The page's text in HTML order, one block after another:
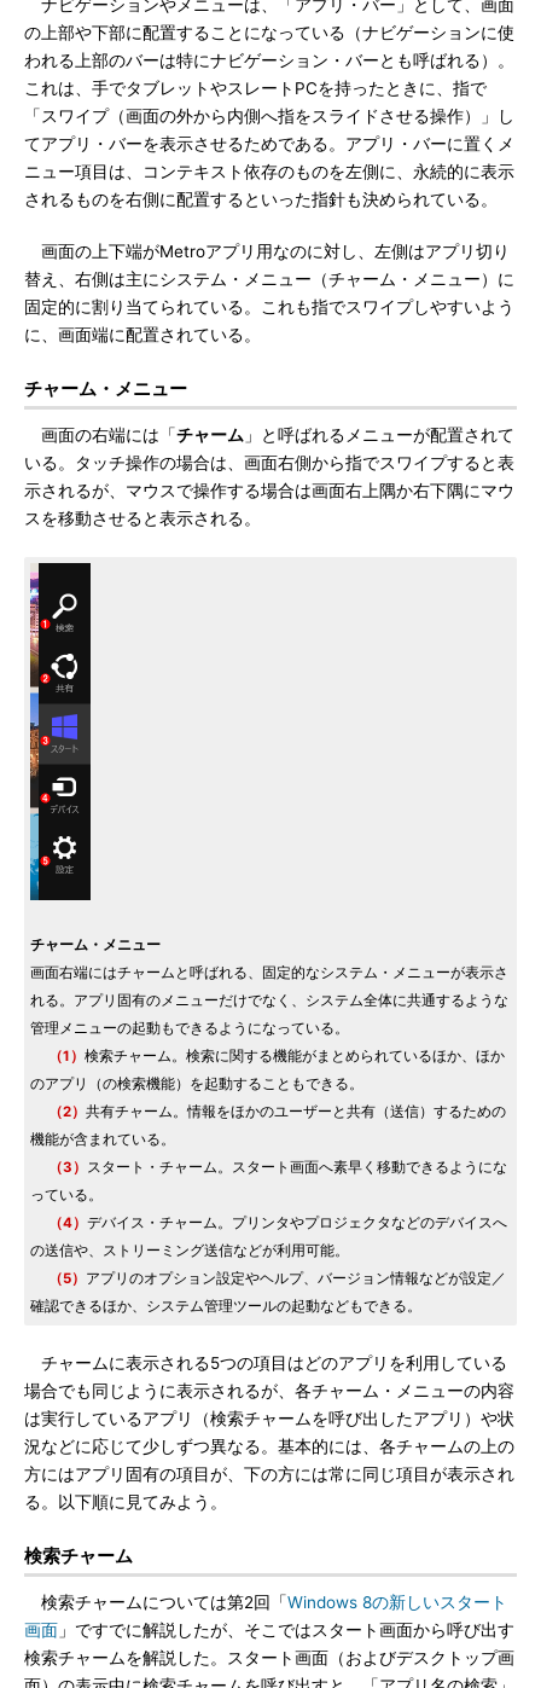
ナビゲーションやメニューは、「アプリ・バー」として、画面
の上部や下部に配置することになっている（ナビゲーションに使
われる上部のバーは特にナビゲーション・バーとも呼ばれる）。
これは、手でタブレットやスレートPCを持ったときに、指で
「スワイプ（画面の外から内側へ指をスライドさせる操作）」し
てアプリ・バーを表示させるためである。アプリ・バーに置くメ
ニュー項目は、コンテキスト依存のものを左側に、永続的に表示
されるものを右側に配置するといった指針も決められている。
画面の上下端がMetroアプリ用なのに対し、左側はアプリ切り
替え、右側は主にシステム・メニュー（チャーム・メニュー）に
固定的に割り当てられている。これも指でスワイプしやすいよう
に、画面端に配置されている。
チャーム・メニュー
画面の右端には「チャーム 」と呼ばれるメニューが配置されて
いる。タッチ操作の場合は、画面右側から指でスワイプすると表
示されるが、マウスで操作する場合は画面右上隅か右下隅にマウ
スを移動させると表示される。
チャーム・メニュー
画面右端にはチャームと呼ばれる、固定的なシステム・メニューが表示さ
れる。アプリ固有のメニューだけでなく、システム全体に共通するような
管理メニューの起動もできるようになっている。
（1） 検索チャーム。検索に関する機能がまとめられているほか、ほか
のアプリ（の検索機能）を起動することもできる。
（2） 共有チャーム。情報をほかのユーザーと共有（送信）するための
機能が含まれている。
（3） スタート・チャーム。スタート画面へ素早く移動できるようにな
っている。
（4） デバイス・チャーム。プリンタやプロジェクタなどのデバイスへ
の送信や、ストリーミング送信などが利用可能。
（5） アプリのオプション設定やヘルプ、バージョン情報などが設定／
確認できるほか、システム管理ツールの起動などもできる。
チャームに表示される5つの項目はどのアプリを利用している
場合でも同じように表示されるが、各チャーム・メニューの内容
は実行しているアプリ（検索チャームを呼び出したアプリ）や状
況などに応じて少しずつ異なる。基本的には、各チャームの上の
方にはアプリ固有の項目が、下の方には常に同じ項目が表示され
る。以下順に見てみよう。
検索チャーム
検索チャームについては第2回「Windows 8の新しいスタート
画面 」ですでに解説したが、そこではスタート画面から呼び出す
検索チャームを解説した。スタート画面（およびデスクトップ画